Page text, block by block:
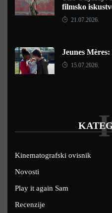
filmsko
21.07.2026.
Jeunes
15.07.2026.
Kinematografski ovisnik
Novosti
Play it again Sam
Recenzije